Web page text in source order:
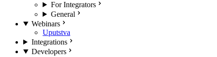
For Integrators
General
Webinars
Uputstva
Integrations
Developers